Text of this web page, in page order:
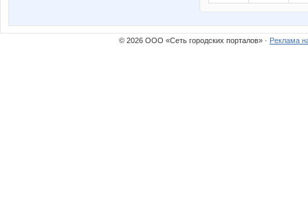
© 2026 ООО «Сеть городских порталов» · Реклама